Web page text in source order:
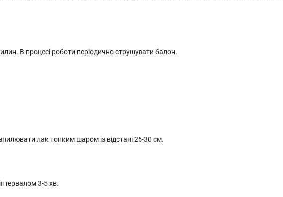
В процесі роботи періодично струшувати балон.
лак тонким шаром із відстані 25-30 см.
3-5 хв.